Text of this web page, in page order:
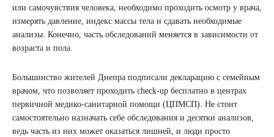
или самочувствия человека, необходимо проходить осмотр у врача,
измерять давление, индекс массы тела и сдавать необходимые
анализы. Конечно, часть обследований меняется в зависимости от
возраста и пола.
Большинство жителей Днепра подписали декларацию с семейным
врачом, что позволяет проходить check-up бесплатно в центрах
первичной медико-санитарной помощи (ЦПМСП). Не стоит
самостоятельно назначать себе обследования и десятки анализов,
ведь часть из них может оказаться лишней, и люди просто